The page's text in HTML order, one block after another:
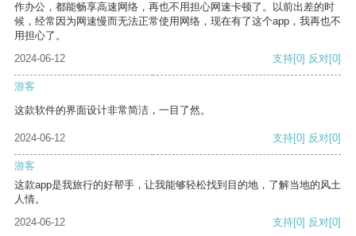
作办公，都能畅享高速网络，再也不用担心网速卡顿了。以前出差的时
候，经常因为网速慢而无法正常使用网络，现在有了这个app，我再也不
用担心了。
2024-06-12
支持[0] 反对[0]
游客
这款软件的界面设计非常简洁，一目了然。
2024-06-12 支持[0] 反对[0]
游客
这款app是我旅行的好帮手，让我能够轻松找到目的地，了解当地的风土
人情。
2024-06-12
支持[0] 反对[0]